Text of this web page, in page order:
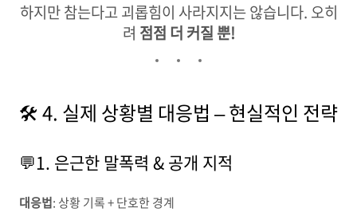
하지만 참는다고 괴롭힘이 사라지지는 않습니다. 오히
려 점점 더 커질 뿐!
🛠️ 4. 실제 상황별 대응법 – 현실적인 전략
💬1. 은근한 말폭력 & 공개 지적
대응법: 상황 기록 + 단호한 경계